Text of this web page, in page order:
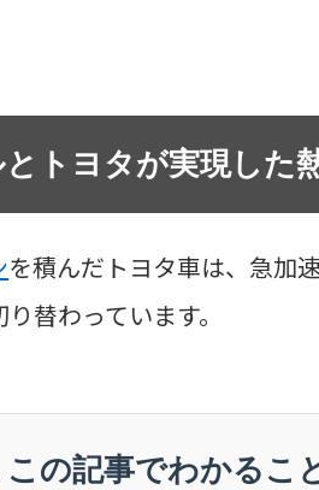
トヨタが実現した
を積んだトヨタ車は、急加
替わっています。
この記事でわかるこ